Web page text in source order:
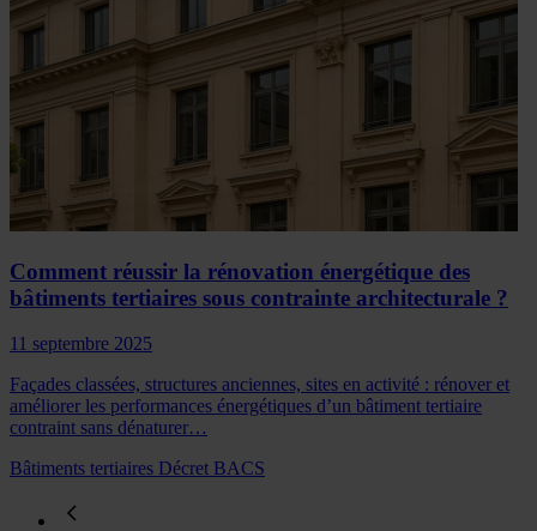
Comment réussir la rénovation énergétique des
bâtiments tertiaires sous contrainte architecturale ?
11 septembre 2025
Façades classées, structures anciennes, sites en activité : rénover et
améliorer les performances énergétiques d’un bâtiment tertiaire
contraint sans dénaturer…
Bâtiments tertiaires Décret BACS